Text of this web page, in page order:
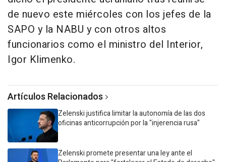
de nuevo este miércoles con los jefes de la
SAPO y la NABU y con otros altos
funcionarios como el ministro del Interior,
Igor Klimenko.
Artículos Relacionados
Zelenski justifica limitar la autonomía de las dos
oficinas anticorrupción por la "injerencia rusa"
Zelenski promete presentar una ley ante el